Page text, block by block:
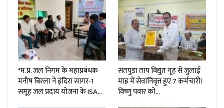
*म.प्र. जल निगम के महाप्रबंधक
मनीष बिरला ने इंदिरा सागर-1
समूह जल प्रदाय योजना के ISA…
सतपुडा ताप विद्युत गृह से जुलाई
माह में सेवानिवृत्त हुए 7 कर्मचारी।
विष्णु पवार को…